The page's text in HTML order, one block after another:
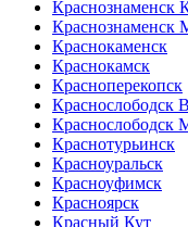
Краснознаменск
Краснознаменск
Краснокаменск
Краснокамск
Красноперекопск
Краснослободск
Краснослободск
Краснотурьинск
Красноуральск
Красноуфимск
Красноярск
Красный Кут